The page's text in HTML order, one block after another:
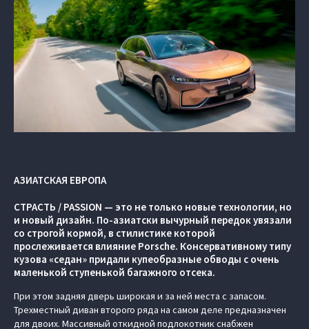
АЗИАТСКАЯ ЕВРОПА
СТРАСТЬ / PASSION — это не только новые технологии, но
и новый дизайн. По-азиатски вычурный передок увязали
со строгой кормой, в стилистике которой
прослеживается влияние Porsche. Консервативному типу
кузова «седан» придали купеобразные обводы с очень
маленькой ступенькой багажного отсека.
При этом задняя дверь широкая и за ней места с запасом.
Трехместный диван второго ряда на самом деле предназначен
для двоих. Массивный откидной подлокотник снабжен